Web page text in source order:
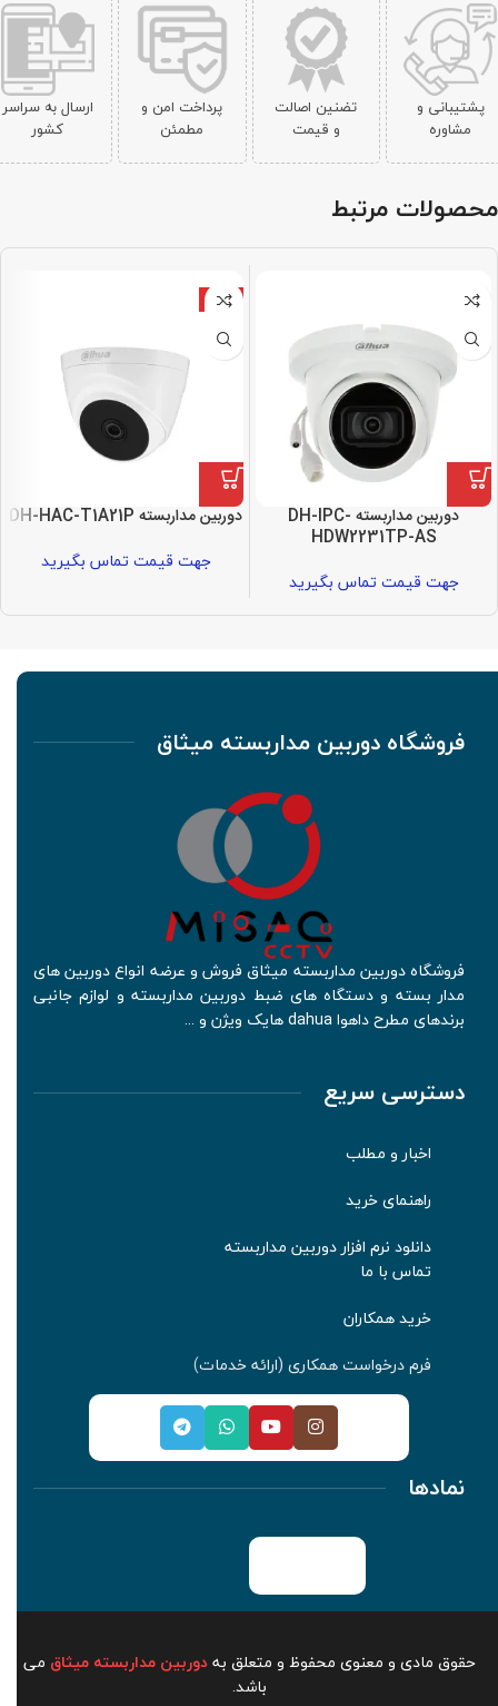
پشتیبانی و
مشاوره
تضنین اصالت
و قیمت
پرداخت امن و
مطمئن
ارسال به سراسر
کشور
محصولات مرتبط
دوربین مداربسته DH-IPC-
HDW2231TP-AS
جهت قیمت تماس بگیرید
ویژه
دوربین مداربسته DH-HAC-T1A21P
جهت قیمت تماس بگیرید
نمادها
دسترسی سریع
اخبار و مطلب
راهنمای خرید
دانلود نرم افزار دوربین مداربسته
تماس با ما
خرید همکاران
فرم درخواست همکاری (ارائه خدمات)
فروشگاه دوربین مداربسته میثاق
فروشگاه دوربین مداربسته میثاق فروش و عرضه انواع دوربین های
مدار بسته و دستگاه های ضبط دوربین مداربسته و لوازم جانبی
برندهای مطرح داهوا dahua هایک ویژن و ...
حقوق مادی و معنوی محفوظ و متعلق بهدوربین مداربسته میثاق می
باشد.